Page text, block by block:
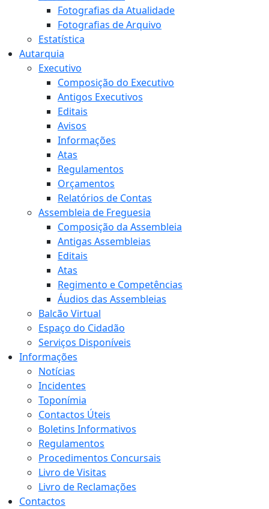
Fotografias da Atualidade
Fotografias de Arquivo
Estatística
Autarquia
Executivo
Composição do Executivo
Antigos Executivos
Editais
Avisos
Informações
Atas
Regulamentos
Orçamentos
Relatórios de Contas
Assembleia de Freguesia
Composição da Assembleia
Antigas Assembleias
Editais
Atas
Regimento e Competências
Áudios das Assembleias
Balcão Virtual
Espaço do Cidadão
Serviços Disponíveis
Informações
Notícias
Incidentes
Toponímia
Contactos Úteis
Boletins Informativos
Regulamentos
Procedimentos Concursais
Livro de Visitas
Livro de Reclamações
Contactos